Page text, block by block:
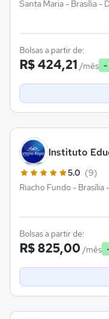
Santa Maria - Brasília -
Bolsas a partir de:
R$ 424,21 /mês -
Instituto
5.0 (9)
Riacho Fundo - Brasília
Bolsas a partir de:
R$ 825,00 /mês